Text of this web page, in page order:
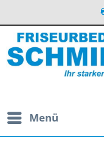
Menü